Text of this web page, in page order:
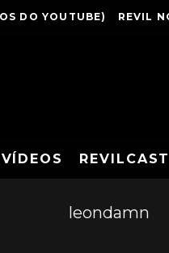
DO YOUTUBE) REVIL
VÍDEOS REVILCAST
leondamn